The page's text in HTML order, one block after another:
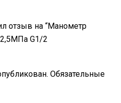
отзыв на “Манометр
G1/2
Обязательные